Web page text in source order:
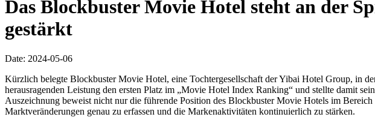
Das Blockbuster Movie Hotel steht an der
gestärkt
Date: 2024-05-06
Kürzlich belegte Blockbuster Movie Hotel, eine Tochtergesellschaft der Yibai Hotel Group, in
herausragenden Leistung den ersten Platz im „Movie Hotel Index Ranking“ und stellte damit
Auszeichnung beweist nicht nur die führende Position des Blockbuster Movie Hotels im
Marktveränderungen genau zu erfassen und die Markenaktivitäten kontinuierlich zu stärken.